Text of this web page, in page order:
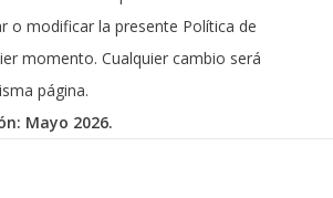
o modificar la presente Política de
momento. Cualquier cambio será
página.
Mayo 2026.